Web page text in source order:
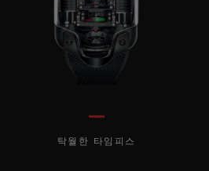
탁월한 타임피스